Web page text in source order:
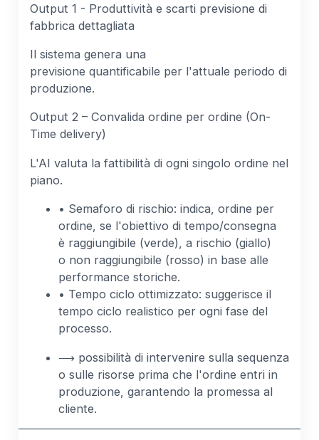
Output 1 - Produttività e scarti previsione di
fabbrica dettagliata
Il sistema genera una
previsione quantificabile per l'attuale periodo di
produzione.
Output 2 – Convalida ordine per ordine (On-
Time delivery)
L'AI valuta la fattibilità di ogni singolo ordine nel
piano.
• Semaforo di rischio: indica, ordine per
ordine, se l'obiettivo di tempo/consegna
è raggiungibile (verde), a rischio (giallo)
o non raggiungibile (rosso) in base alle
performance storiche.
• Tempo ciclo ottimizzato: suggerisce il
tempo ciclo realistico per ogni fase del
processo.
⟶ possibilità di intervenire sulla sequenza
o sulle risorse prima che l'ordine entri in
produzione, garantendo la promessa al
cliente.